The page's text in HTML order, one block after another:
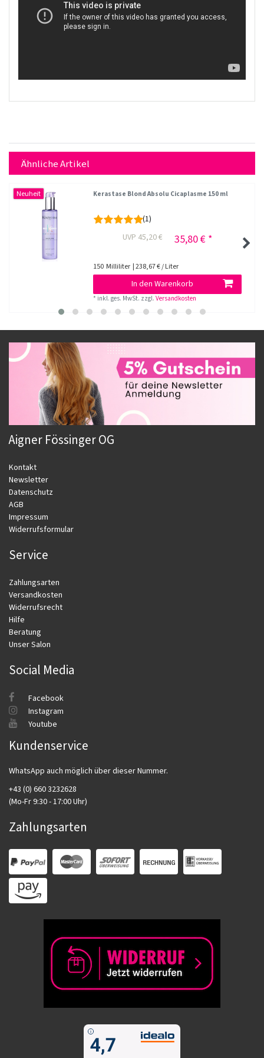
Ähnliche Artikel
Neuheit Kerastase Blond Absolu Cicaplasme 150 ml
(1)
UVP 45,20 €
35,80 € *
150 Milliliter | 238,67 € / Liter
In den Warenkorb
* inkl. ges. MwSt. zzgl.Versandkosten
Aigner Fössinger OG
Kontakt
Newsletter
Datenschutz
AGB
Impressum
Widerrufsformular
Service
Zahlungsarten
Versandkosten
Widerrufsrecht
Hilfe
Beratung
Unser Salon
Social Media
Facebook
Instagram
Youtube
Kundenservice
WhatsApp auch möglich über dieser Nummer.
+43 (0) 660 3232628
(Mo-Fr 9:30 - 17:00 Uhr)
Zahlungsarten